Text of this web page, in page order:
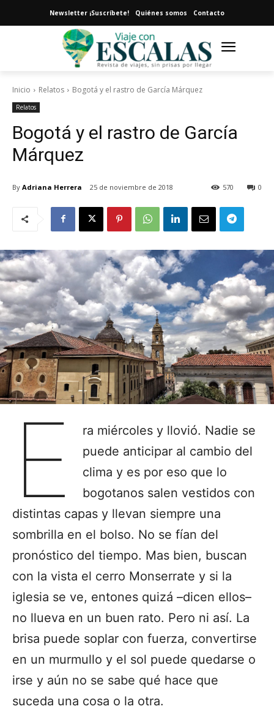
Newsletter ¡Suscríbete! Quiénes somos Contacto
Inicio Relatos Bogotá y el rastro de García Márquez
Relatos
Bogotá y el rastro de García
Márquez
By Adriana Herrera 25 de noviembre de 2018 0
570
E
ra miércoles y llovió. Nadie se
puede anticipar al cambio del
clima y es por eso que lo
bogotanos salen vestidos con
distintas capas y llevan siempre una
sombrilla en el bolso. No se fían del
pronóstico del tiempo. Mas bien, buscan
con la vista el cerro Monserrate y si la
iglesia se ve, entones quizá –dicen ellos–
no llueva en un buen rato. Pero ni así. La
brisa puede soplar con fuerza, convertirse
en un murmullo y el sol puede quedarse o
irse y aún no se sabe qué hace que
suceda una cosa o la otra.